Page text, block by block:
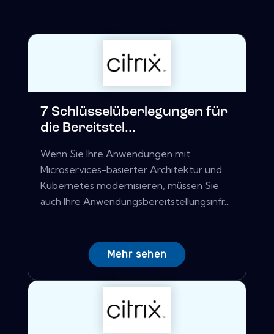
7 Schlüsselüberlegungen für
die Bereitstel...
Wenn Sie Ihre Anwendungen mit
Microservices-basierter Architektur und
Kubernetes modernisieren, müssen Sie
auch Ihre Anwendungsbereitstellungsinfr...
Mehr sehen